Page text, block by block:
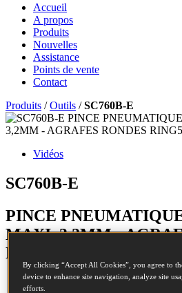
Accueil
A propos
Produits
Nouvelles
Assistance
Points de vente
Contact
Produits /Outils /SC760B-E
Vidéos
SC760B-E
PINCE
MAXI. 3,2MM -
RING516 TYPE C
By clicking “Accept All Cookies”, you agree to
device to enhance site navigation, analyze site
efforts.